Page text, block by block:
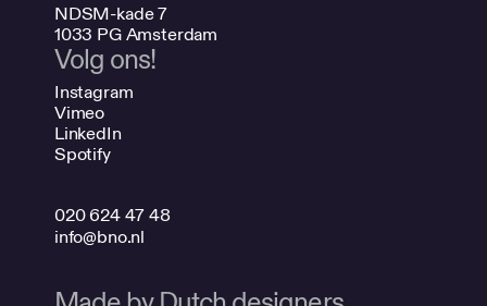
NDSM-kade 7
1033 PG Amsterdam
Volg ons!
Instagram
Vimeo
LinkedIn
Spotify
020 624 47 48
info@bno.nl